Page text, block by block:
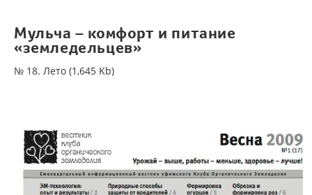
Мульча – комфорт и питание
«земледельцев»
№ 18. Лето (1,645 Kb)